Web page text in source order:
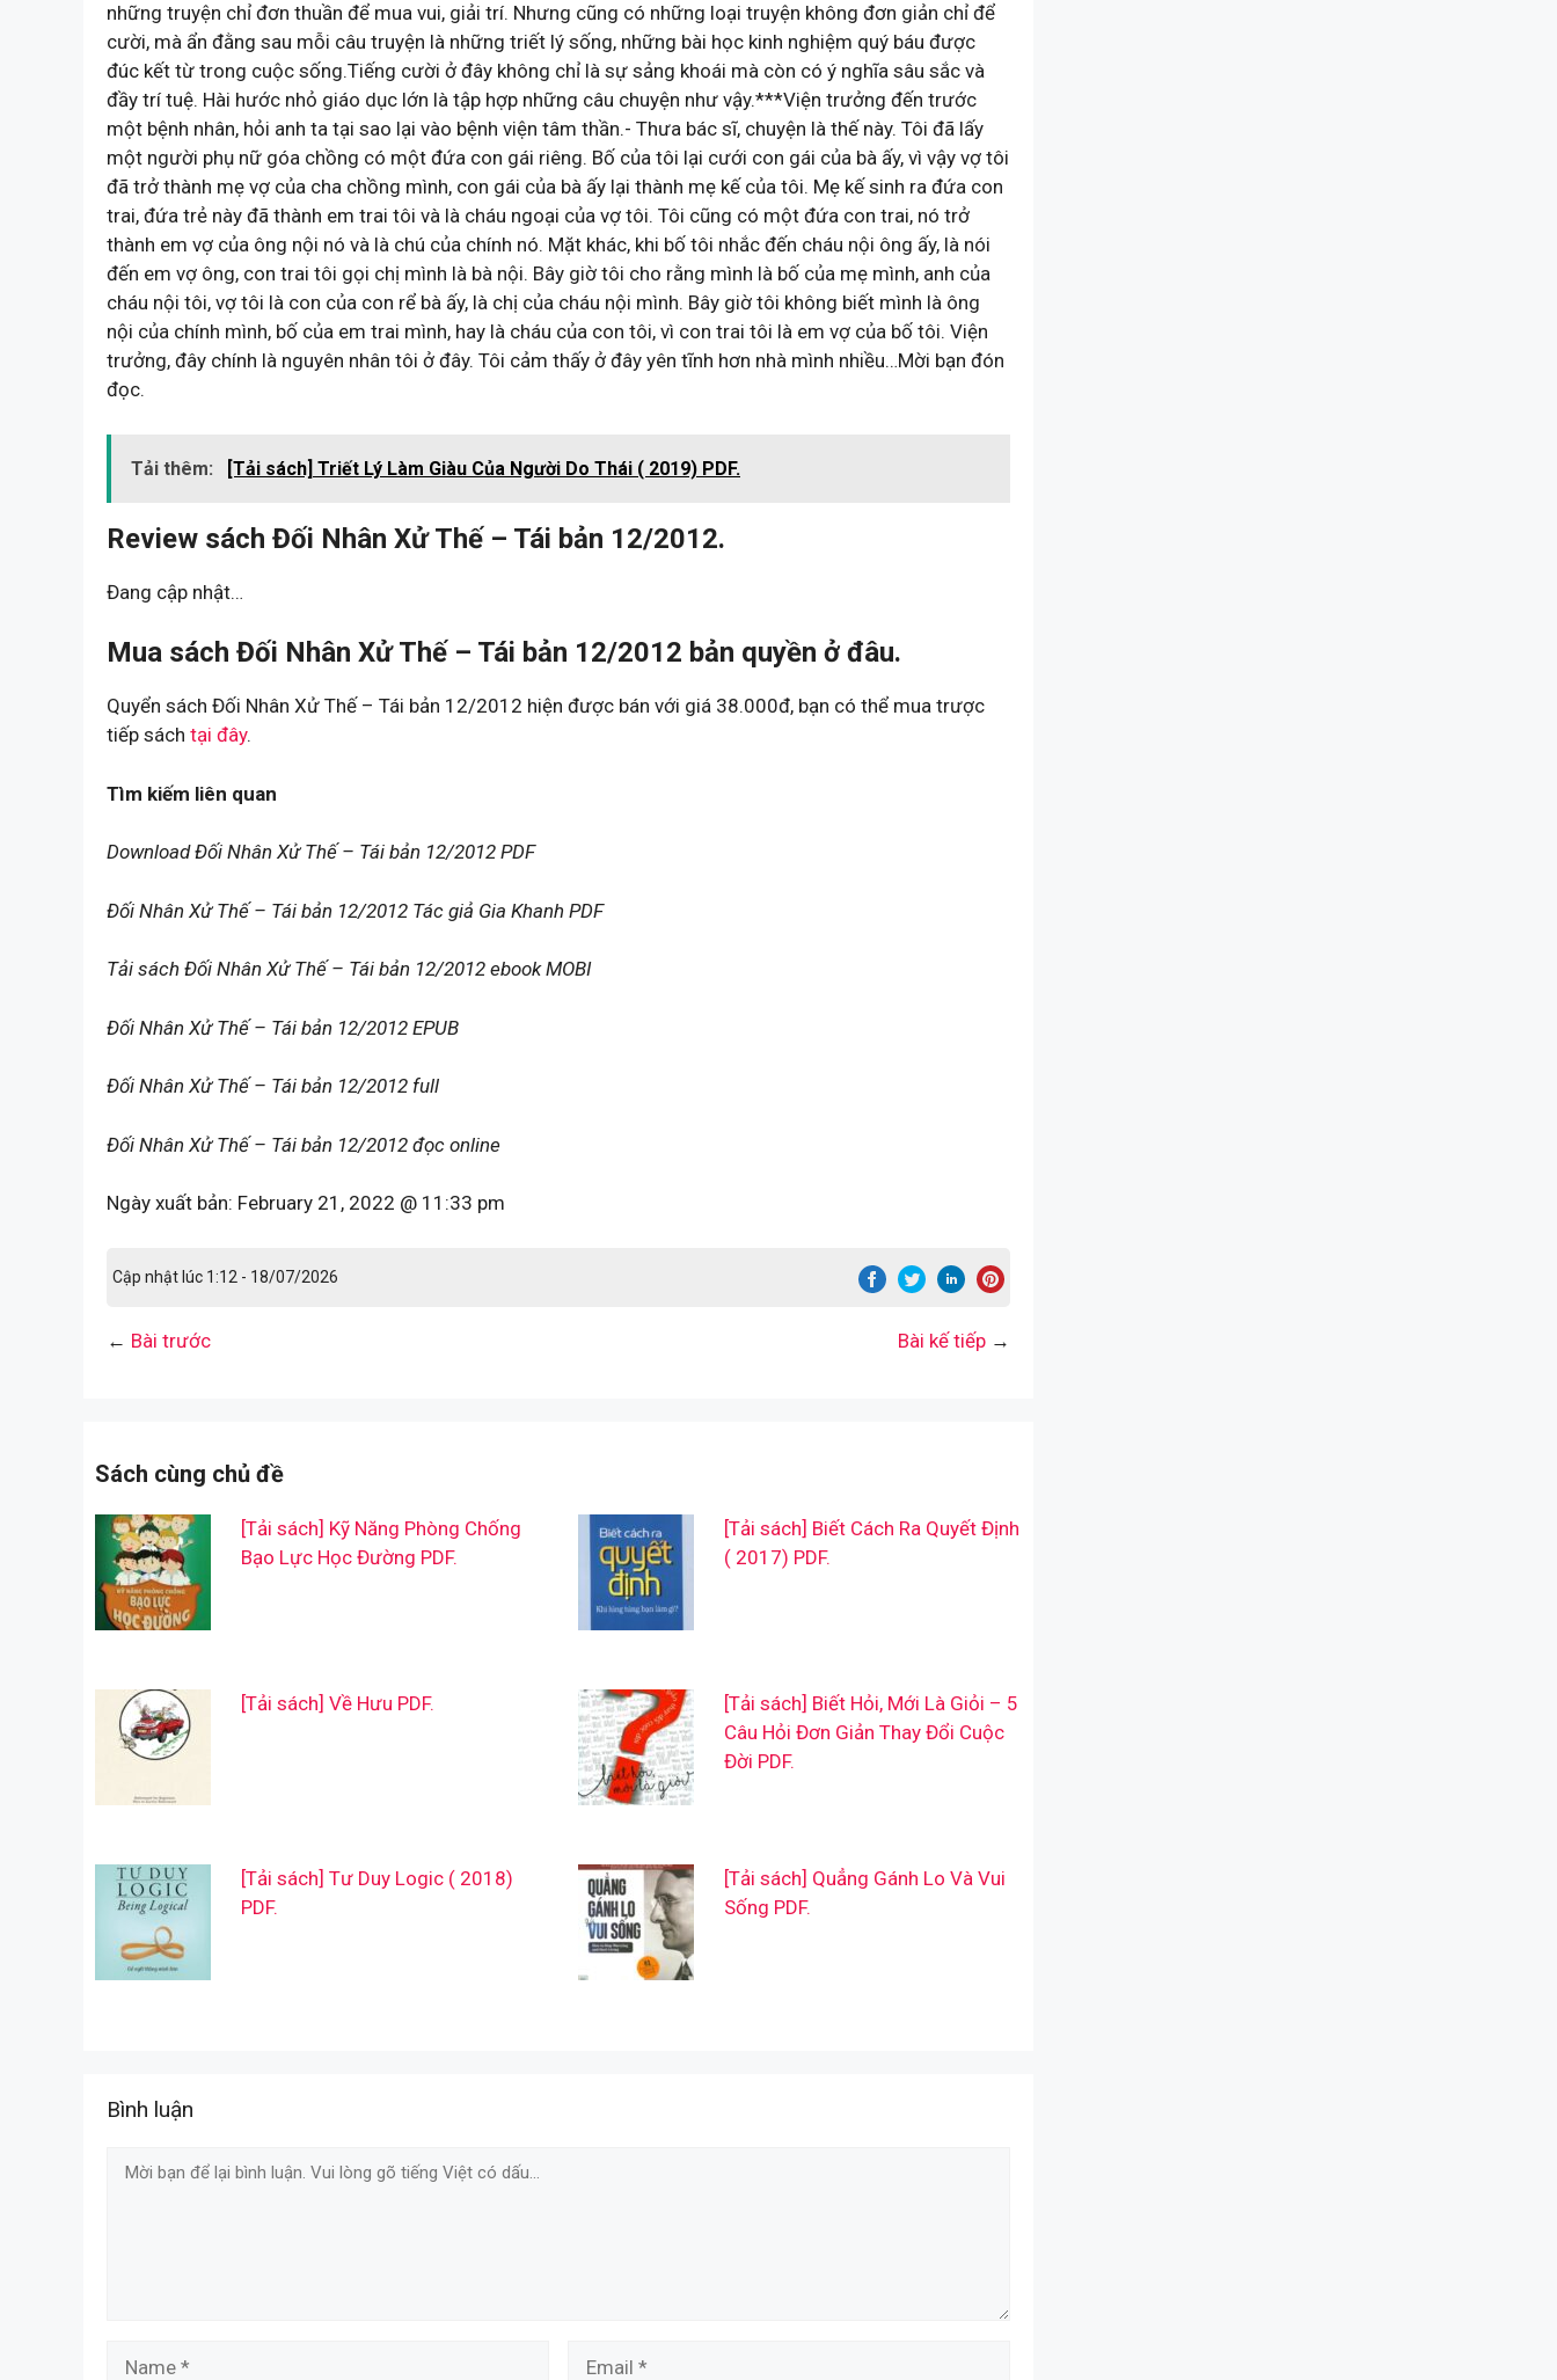
những truyện chỉ đơn thuần để mua vui, giải trí. Nhưng cũng có những loại truyện không đơn giản chỉ để
cười, mà ẩn đằng sau mỗi câu truyện là những triết lý sống, những bài học kinh nghiệm quý báu được
đúc kết từ trong cuộc sống.Tiếng cười ở đây không chỉ là sự sảng khoái mà còn có ý nghĩa sâu sắc và
đầy trí tuệ. Hài hước nhỏ giáo dục lớn là tập hợp những câu chuyện như vậy.***Viện trưởng đến trước
một bệnh nhân, hỏi anh ta tại sao lại vào bệnh viện tâm thần.- Thưa bác sĩ, chuyện là thế này. Tôi đã lấy
một người phụ nữ góa chồng có một đứa con gái riêng. Bố của tôi lại cưới con gái của bà ấy, vì vậy vợ tôi
đã trở thành mẹ vợ của cha chồng mình, con gái của bà ấy lại thành mẹ kế của tôi. Mẹ kế sinh ra đứa con
trai, đứa trẻ này đã thành em trai tôi và là cháu ngoại của vợ tôi. Tôi cũng có một đứa con trai, nó trở
thành em vợ của ông nội nó và là chú của chính nó. Mặt khác, khi bố tôi nhắc đến cháu nội ông ấy, là nói
đến em vợ ông, con trai tôi gọi chị mình là bà nội. Bây giờ tôi cho rằng mình là bố của mẹ mình, anh của
cháu nội tôi, vợ tôi là con của con rể bà ấy, là chị của cháu nội mình. Bây giờ tôi không biết mình là ông
nội của chính mình, bố của em trai mình, hay là cháu của con tôi, vì con trai tôi là em vợ của bố tôi. Viện
trưởng, đây chính là nguyên nhân tôi ở đây. Tôi cảm thấy ở đây yên tĩnh hơn nhà mình nhiều…Mời bạn đón
đọc.
Tải thêm: [Tải sách] Triết Lý Làm Giàu Của Người Do Thái ( 2019) PDF.
Review sách Đối Nhân Xử Thế – Tái bản 12/2012.
Đang cập nhật…
Mua sách Đối Nhân Xử Thế – Tái bản 12/2012 bản quyền ở đâu.
Quyển sách Đối Nhân Xử Thế – Tái bản 12/2012 hiện được bán với giá 38.000đ, bạn có thể mua trược
tiếp sách tại đây.
Tìm kiếm liên quan
Download Đối Nhân Xử Thế – Tái bản 12/2012 PDF
Đối Nhân Xử Thế – Tái bản 12/2012 Tác giả Gia Khanh PDF
Tải sách Đối Nhân Xử Thế – Tái bản 12/2012 ebook MOBI
Đối Nhân Xử Thế – Tái bản 12/2012 EPUB
Đối Nhân Xử Thế – Tái bản 12/2012 full
Đối Nhân Xử Thế – Tái bản 12/2012 đọc online
Ngày xuất bản: February 21, 2022 @ 11:33 pm
Cập nhật lúc 1:12 - 18/07/2026
← Bài trước Bài kế tiếp →
Sách cùng chủ đề
[Tải sách] Kỹ Năng Phòng Chống
Bạo Lực Học Đường PDF.
[Tải sách] Biết Cách Ra Quyết Định
( 2017) PDF.
[Tải sách] Về Hưu PDF.
[Tải sách] Biết Hỏi, Mới Là Giỏi – 5
Câu Hỏi Đơn Giản Thay Đổi Cuộc
Đời PDF.
[Tải sách] Tư Duy Logic ( 2018)
PDF.
[Tải sách] Quẳng Gánh Lo Và Vui
Sống PDF.
Bình luận
Comment